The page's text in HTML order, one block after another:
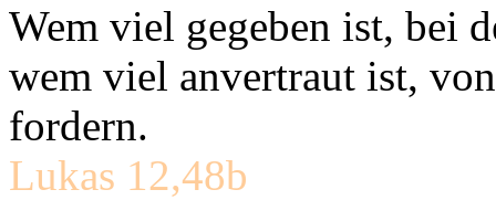
Wem viel gegeben ist, bei
wem viel anvertraut ist,
fordern.
Lukas 12,48b